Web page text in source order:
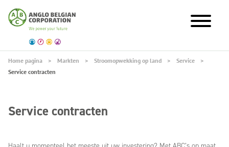
Home pagina Markten Stroomopwekking op land
Service
Service contracten
Service contracten